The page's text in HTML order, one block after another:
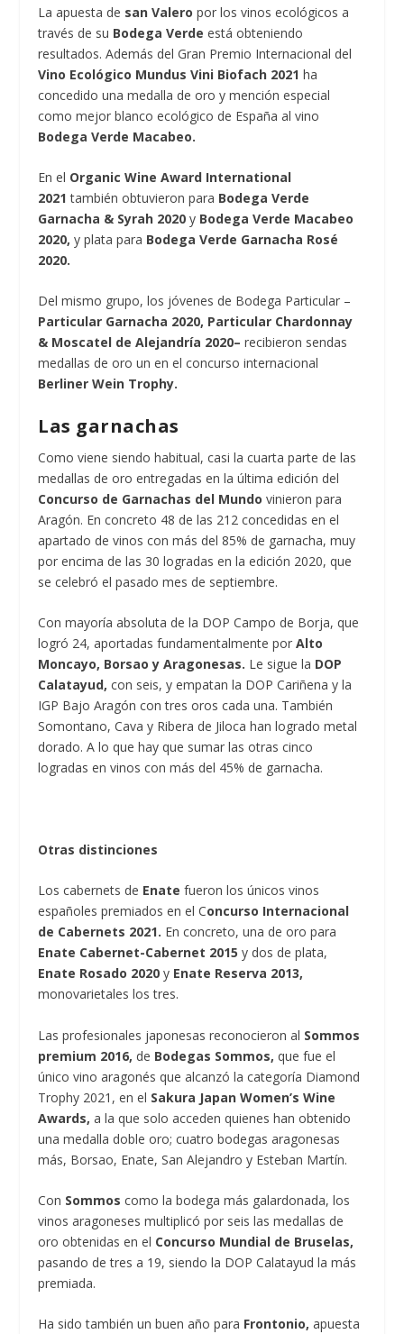
La apuesta de san Valero por los vinos ecológicos a
través de su Bodega Verde está obteniendo
resultados. Además del Gran Premio Internacional del
Vino Ecológico Mundus Vini Biofach 2021 ha
concedido una medalla de oro y mención especial
como mejor blanco ecológico de España al vino
Bodega Verde Macabeo.
En el Organic Wine Award International
2021 también obtuvieron para Bodega Verde
Garnacha & Syrah 2020 y Bodega Verde Macabeo
2020, y plata para Bodega Verde Garnacha Rosé
2020.
Del mismo grupo, los jóvenes de Bodega Particular –
Particular Garnacha 2020, Particular Chardonnay
& Moscatel de Alejandría 2020– recibieron sendas
medallas de oro un en el concurso internacional
Berliner Wein Trophy.
Las garnachas
Como viene siendo habitual, casi la cuarta parte de las
medallas de oro entregadas en la última edición del
Concurso de Garnachas del Mundo vinieron para
Aragón. En concreto 48 de las 212 concedidas en el
apartado de vinos con más del 85% de garnacha, muy
por encima de las 30 logradas en la edición 2020, que
se celebró el pasado mes de septiembre.
Con mayoría absoluta de la DOP Campo de Borja, que
logró 24, aportadas fundamentalmente porAlto
Moncayo, Borsao y Aragonesas. Le sigue la DOP
Calatayud, con seis, y empatan la DOP Cariñena y la
IGP Bajo Aragón con tres oros cada una. También
Somontano, Cava y Ribera de Jiloca han logrado metal
dorado. A lo que hay que sumar las otras cinco
logradas en vinos con más del 45% de garnacha.
Otras distinciones
Los cabernets de Enate fueron los únicos vinos
españoles premiados en el Concurso Internacional
de Cabernets 2021. En concreto, una de oro para
Enate Cabernet-Cabernet 2015 y dos de plata,
Enate Rosado 2020 y Enate Reserva 2013,
monovarietales los tres.
Las profesionales japonesas reconocieron al Sommos
premium 2016, de Bodegas Sommos, que fue el
único vino aragonés que alcanzó la categoría Diamond
Trophy 2021, en el Sakura Japan Women’s Wine
Awards, a la que solo acceden quienes han obtenido
una medalla doble oro; cuatro bodegas aragonesas
más, Borsao, Enate, San Alejandro y Esteban Martín.
Con Sommos como la bodega más galardonada, los
vinos aragoneses multiplicó por seis las medallas de
oro obtenidas en el Concurso Mundial de Bruselas,
pasando de tres a 19, siendo la DOP Calatayud la más
premiada.
Ha sido también un buen año para Frontonio, apuesta